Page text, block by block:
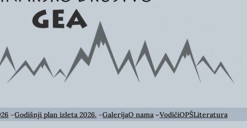
Godišnji plan izleta 2026. GalerijaO nama VodičiOPŠLiteratura